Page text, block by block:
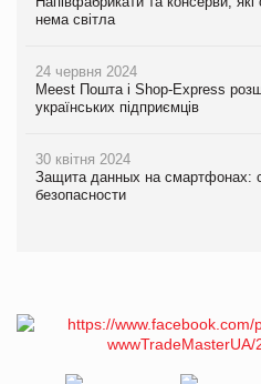
нема світла
24 червня 2024
Meest Пошта і Shop-Express
українських підприємців
30 квітня 2024
Защита данных на смартфонах:
безопасности